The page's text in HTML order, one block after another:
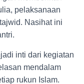
pelaksanaan
Nasihat ini
inti dari kegiatan
mendalam
rukun Islam.